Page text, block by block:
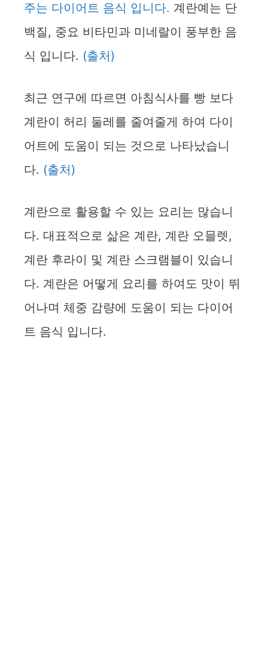
주는 다이어트 음식 입니다. 계란예는 단
백질, 중요 비타민과 미네랄이 풍부한 음
식 입니다. (출처)
최근 연구에 따르면 아침식사를 빵 보다
계란이 허리 둘레를 줄여줄게 하여 다이
어트에 도움이 되는 것으로 나타났습니
다. (출처)
계란으로 활용할 수 있는 요리는 많습니
다. 대표적으로 삶은 계란, 계란 오믈렛,
계란 후라이 및 계란 스크램블이 있습니
다. 계란은 어떻게 요리를 하여도 맛이 뛰
어나며 체중 감량에 도움이 되는 다이어
트 음식 입니다.